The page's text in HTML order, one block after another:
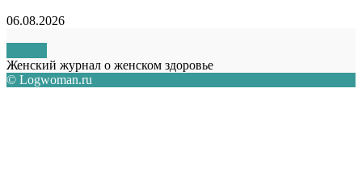
06.08.2026
Женский журнал о женском здоровье
© Logwoman.ru